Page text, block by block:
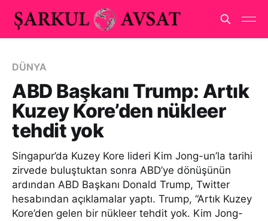
DÜNYA
ABD Başkanı Trump: Artık
Kuzey Kore’den nükleer
tehdit yok
Singapur’da Kuzey Kore lideri Kim Jong-un’la tarihi
zirvede buluştuktan sonra ABD’ye dönüşünün
ardından ABD Başkanı Donald Trump, Twitter
hesabından açıklamalar yaptı. Trump, “Artık Kuzey
Kore’den gelen bir nükleer tehdit yok. Kim Jong-